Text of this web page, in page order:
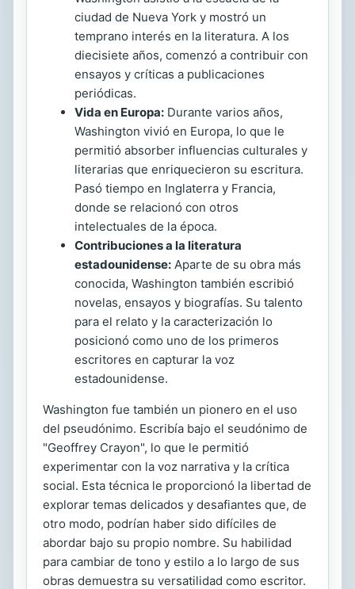
ciudad de Nueva York y mostró un
temprano interés en la literatura. A los
diecisiete años, comenzó a contribuir con
ensayos y críticas a publicaciones
periódicas.
Vida en Europa: Durante varios años,
Washington vivió en Europa, lo que le
permitió absorber influencias culturales y
literarias que enriquecieron su escritura.
Pasó tiempo en Inglaterra y Francia,
donde se relacionó con otros
intelectuales de la época.
Contribuciones a la literatura
estadounidense: Aparte de su obra más
conocida, Washington también escribió
novelas, ensayos y biografías. Su talento
para el relato y la caracterización lo
posicionó como uno de los primeros
escritores en capturar la voz
estadounidense.
Washington fue también un pionero en el uso
del pseudónimo. Escribía bajo el seudónimo de
"Geoffrey Crayon", lo que le permitió
experimentar con la voz narrativa y la crítica
social. Esta técnica le proporcionó la libertad de
explorar temas delicados y desafiantes que, de
otro modo, podrían haber sido difíciles de
abordar bajo su propio nombre. Su habilidad
para cambiar de tono y estilo a lo largo de sus
obras demuestra su versatilidad como escritor.